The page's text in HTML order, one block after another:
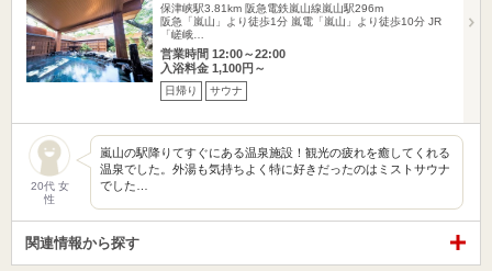
保津峡駅3.81km 阪急電鉄嵐山線嵐山駅296m
阪急「嵐山」より徒歩1分 嵐電「嵐山」より徒歩10分 JR
「嵯峨…
営業時間 12:00～22:00
入浴料金 1,100円～
日帰り サウナ
20代 女
性
嵐山の駅降りてすぐにある温泉施設！観光の疲れを癒してくれる
温泉でした。外湯も気持ちよく特に好きだったのはミストサウナ
でした…
関連情報から探す